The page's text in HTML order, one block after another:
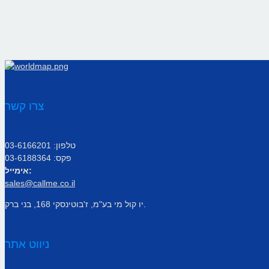
צרו קשר
טלפון: 03-6166201
פקס: 03-6188364
אימייל:
sales@callme.co.il
ניווט אתר